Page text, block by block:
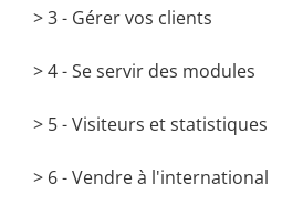
> 3 - Gérer vos clients
> 4 - Se servir des modules
> 5 - Visiteurs et statistiques
> 6 - Vendre à l'international